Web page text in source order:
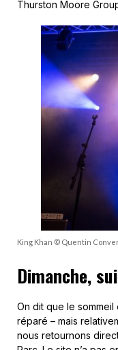
Thurston Moore
King Khan © Quentin
Dimanche,
On dit que le sommeil
réparé – mais
nous retournons